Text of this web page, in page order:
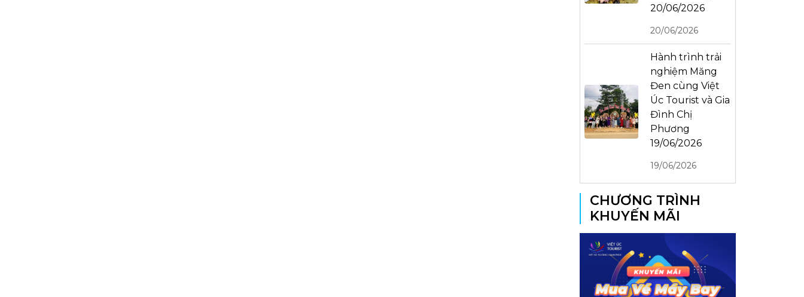
20/06/2026
20/06/2026
Hành trình trải
nghiệm Măng
Đen cùng Việt
Úc Tourist và Gia
Đình Chị
Phương
19/06/2026
19/06/2026
CHƯƠNG TRÌNH
KHUYẾN MÃI